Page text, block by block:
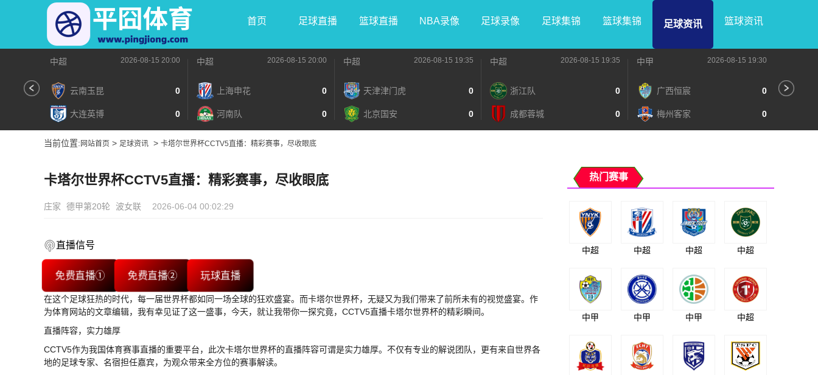
首页 足球直播 篮球直播 NBA录像 足球录像 足球集锦 篮球集锦 足球资讯 篮球资讯
中超 2026-08-15 20:00
云南玉昆 0
大连英博 0
中超 2026-08-15 20:00
上海申花 0
河南队 0
中超 2026-08-15 19:35
天津津门虎 0
北京国安 0
中超 2026-08-15 19:35
浙江队 0
成都蓉城 0
中甲 2026-08-15 19:30
广西恒宸 0
梅州客家 0
当前位置: 网站首页 > 足球资讯 > 卡塔尔世界杯CCTV5直播：精彩赛事，尽收眼底
卡塔尔世界杯CCTV5直播：精彩赛事，尽收眼底
庄家 德甲第20轮 波女联 2026-06-04 00:02:29
直播信号
免费直播① 免费直播② 玩球直播
在这个足球狂热的时代，每一届世界杯都如同一场全球的狂欢盛宴。而卡塔尔世界杯，无疑又为我们带来了前所未有的视觉盛宴。作
为体育网站的文章编辑，我有幸见证了这一盛事，今天，就让我带你一探究竟，CCTV5直播卡塔尔世界杯的精彩瞬间。
直播阵容，实力雄厚
CCTV5作为我国体育赛事直播的重要平台，此次卡塔尔世界杯的直播阵容可谓是实力雄厚。不仅有专业的解说团队，更有来自世界各
地的足球专家、名宿担任嘉宾，为观众带来全方位的赛事解读。
热门赛事
中超 中超 中超 中超
中甲 中甲 中甲 中超